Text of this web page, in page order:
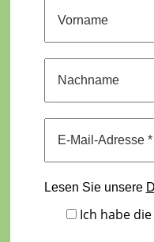
Lesen Sie unsere
Ich habe